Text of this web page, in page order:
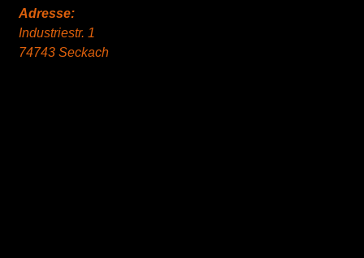
Adresse:
Industriestr. 1
74743 Seckach